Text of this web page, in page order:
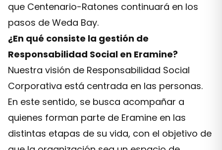
que Centenario-Ratones continuará en los
pasos de Weda Bay.
¿En qué consiste la gestión de
Responsabilidad Social en Eramine?
Nuestra visión de Responsabilidad Social
Corporativa está centrada en las personas.
En este sentido, se busca acompañar a
quienes forman parte de Eramine en las
distintas etapas de su vida, con el objetivo de